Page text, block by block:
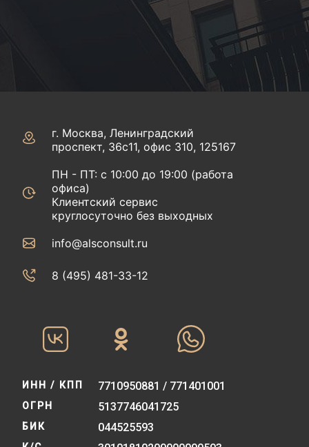
г. Москва, Ленинградский
проспект, 36с11, офис 310, 125167
ПН - ПТ: с 10:00 до 19:00 (работа
офиса)
Клиентский сервис
круглосуточно без выходных
info@alsconsult.ru
8 (495) 481-33-12‬‬
ИНН / КПП 7710950881 / 771401001
ОГРН 5137746041725
БИК 044525593